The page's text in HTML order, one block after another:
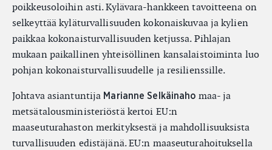
poikkeusoloihin asti. Kylävara-hankkeen tavoitteena on
selkeyttää kyläturvallisuuden kokonaiskuvaa ja kylien
paikkaa kokonaisturvallisuuden ketjussa. Pihlajan
mukaan paikallinen yhteisöllinen kansalaistoiminta luo
pohjan kokonaisturvallisuudelle ja resilienssille.
Johtava asiantuntija Marianne Selkäinaho maa- ja
metsätalousministeriöstä kertoi EU:n
maaseuturahaston merkityksestä ja mahdollisuuksista
turvallisuuden edistäjänä. EU:n maaseuturahoituksella